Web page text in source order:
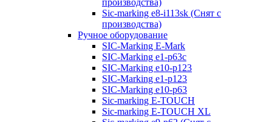
производства)
Sic-marking e8-i113sk (Снят с
производства)
Ручное оборудование
SIC-Marking E-Mark
SIC-Marking e1-p63с
SIC-Marking e10-p123
SIC-Marking e1-p123
SIC-Marking e10-p63
Sic-marking E-TOUCH
Sic-marking E-TOUCH XL